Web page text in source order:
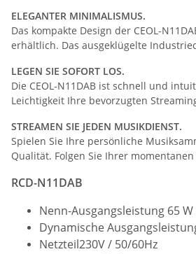
ELEGANTER MINIMALISMUS.
Das kompakte Design der CEOL-
erhältlich. Das ausgeklügelte
LEGEN SIE SOFORT LOS.
Die CEOL-N11DAB ist schnell und
Leichtigkeit Ihre bevorzugten
STREAMEN SIE JEDEN MUSIKDIENST.
Spielen Sie Ihre persönliche
Qualität. Folgen Sie Ihrer
RCD-N11DAB
Nenn-Ausgangsleistung 65 W
Dynamische
Netzteil230V / 50/60Hz